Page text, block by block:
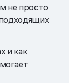
не просто
и как